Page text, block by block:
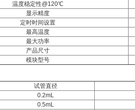
温度稳定性@120℃
显示精度
定时时间设置
最高温度
最大功率
产品尺寸
模块型号
试管直径
0.2mL
0.5mL